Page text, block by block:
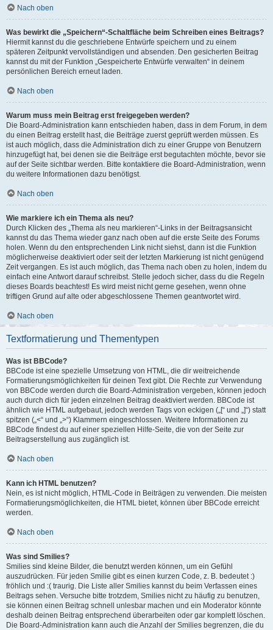
Nach oben
Was bewirkt die „Speichern“-Schaltfläche beim Schreiben eines Beitrags?
Hiermit kannst du die geschriebene Entwürfe speichern und zu einem
späteren Zeitpunkt vervollständigen und absenden. Den gesicherten Beitrag
kannst du mit der Funktion „Gespeicherte Entwürfe verwalten“ in deinem
persönlichen Bereich erneut laden.
Nach oben
Warum muss mein Beitrag erst freigegeben werden?
Die Board-Administration kann entschieden haben, dass in dem Forum, in dem
du einen Beitrag erstellt hast, die Beiträge zuerst geprüft werden müssen. Es
ist auch möglich, dass die Administration dich zu einer Gruppe von Benutzern
hinzugefügt hat, bei denen sie die Beiträge erst begutachten möchte, bevor sie
auf der Seite sichtbar werden. Bitte kontaktiere die Board-Administration, wenn
du weitere Informationen dazu benötigst.
Nach oben
Wie markiere ich ein Thema als neu?
Durch Klicken des „Thema als neu markieren“-Links in der Beitragsansicht
kannst du das Thema wieder ganz nach oben auf die erste Seite des Forums
holen. Wenn du den entsprechenden Link nicht siehst, dann ist die Funktion
möglicherweise deaktiviert oder seit der letzten Markierung ist nicht genügend
Zeit vergangen. Es ist auch möglich, das Thema nach oben zu holen, indem du
einfach eine Antwort darauf schreibst. Stelle jedoch sicher, dass du die Regeln
dieses Boards beachtest! Es wird meist nicht gerne gesehen, wenn ohne
triftigen Grund auf alte oder abgeschlossene Themen geantwortet wird.
Nach oben
Textformatierung und Thementypen
Was ist BBCode?
BBCode ist eine spezielle Umsetzung von HTML, die dir weitreichende
Formatierungsmöglichkeiten für deinen Text gibt. Die Rechte zur Verwendung
von BBCode werden durch die Board-Administration vergeben, können jedoch
auch durch dich für jeden einzelnen Beitrag deaktiviert werden. BBCode ist
ähnlich wie HTML aufgebaut, jedoch werden Tags von eckigen („[“ und „]“) statt
spitzen („<“ und „>“) Klammern eingeschlossen. Weitere Informationen zu
BBCode findest du auf einer speziellen Hilfe-Seite, die von der Seite zur
Beitragserstellung aus zugänglich ist.
Nach oben
Kann ich HTML benutzen?
Nein, es ist nicht möglich, HTML-Code in Beiträgen zu verwenden. Die meisten
Formatierungsmöglichkeiten, die HTML bietet, können über BBCode erreicht
werden.
Nach oben
Was sind Smilies?
Smilies sind kleine Bilder, die benutzt werden können, um ein Gefühl
auszudrücken. Für jeden Smilie gibt es einen kurzen Code, z. B. bedeutet :)
fröhlich und :( traurig. Die Liste aller Smilies kannst du beim Verfassen eines
Beitrags sehen. Versuche bitte trotzdem, Smilies nicht zu häufig zu benutzen,
sie können einen Beitrag schnell unlesbar machen und ein Moderator könnte
deshalb deinen Beitrag entsprechend überarbeiten oder gar komplett löschen.
Die Board-Administration kann auch die Anzahl der Smilies begrenzen, die du